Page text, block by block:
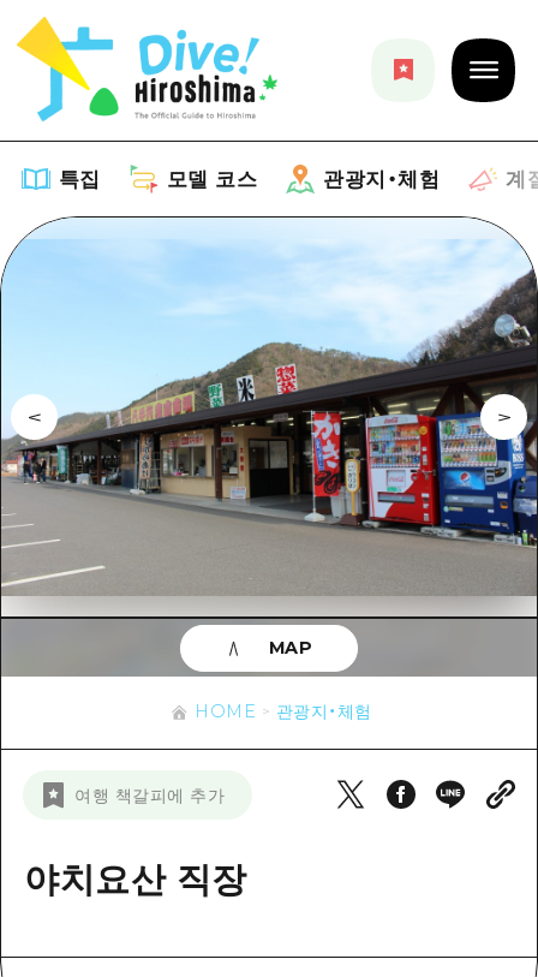
특집 모델 코스 관광지・체험 계
추천
아트
이벤트/축제
쇼핑
스포츠
나이트 라이프
기준
치유
목록
Dive! Hiroshima 공식 가이드
Hiroshima Moshimo Travel
아키(安芸)
빈고(備後)
미야지마(宮島) 주변
빠른 여행
관광지・체험
목록
히로시마시 주변
빈고(備後)
비북(備北)
게이호쿠(芸北)
야마구치(山口)현 동부
시마네(島根)현
계절 정보
유용한 정보
목록
접근
히로시마 OMOTENASHI 패스
뉴스
HOME 관광지・체험
여행 책갈피에 추가
야치요산 직장
MAP